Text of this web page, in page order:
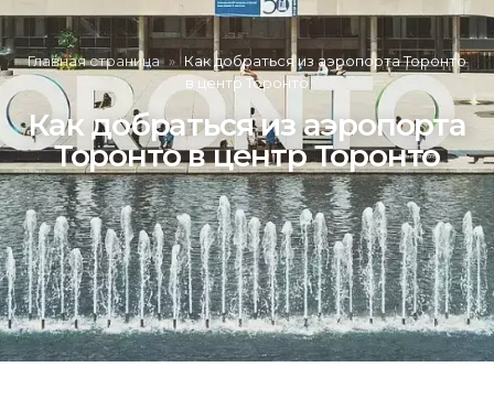
Главная страница » Как добраться из аэропорта Торонто
в центр Торонто
Как добраться из аэропорта
Торонто в центр Торонто